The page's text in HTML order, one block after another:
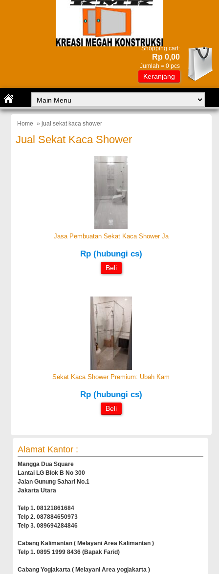
Shopping cart:
Rp 0,00
Jumlah = 0 pcs
Keranjang
Home » jual sekat kaca shower
Jual Sekat Kaca Shower
Jasa Pembuatan Sekat Kaca Shower Ja
Rp (hubungi cs)
Beli
Sekat Kaca Shower Premium: Ubah Kam
Rp (hubungi cs)
Beli
Alamat Kantor :
Mangga Dua Square
Lantai LG Blok B No 300
Jalan Gunung Sahari No.1
Jakarta Utara
Telp 1. 08121861684
Telp 2. 087884650973
Telp 3. 089694284846
Cabang Kalimantan ( Melayani Area Kalimantan )
Telp 1. 0895 1999 8436 (Bapak Farid)
Cabang Yogjakarta ( Melayani Area yogjakarta )